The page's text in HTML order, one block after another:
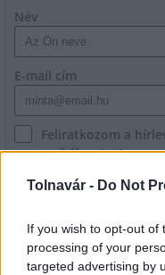
Tolnavár - Do Not
If you wish to opt-out of
processing of your
targeted advertising by
Név
E-mail cím
Feliratkozom a
szabályzatot!
LEGFRISSEBB